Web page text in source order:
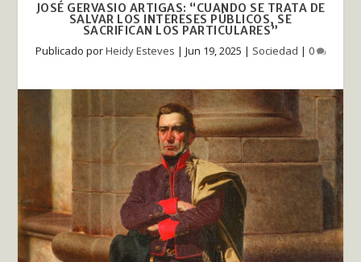
JOSÉ GERVASIO ARTIGAS: “CUANDO SE TRATA DE
SALVAR LOS INTERESES PÚBLICOS, SE
SACRIFICAN LOS PARTICULARES”
Publicado porHeidy Esteves | Jun 19, 2025 | Sociedad | 0